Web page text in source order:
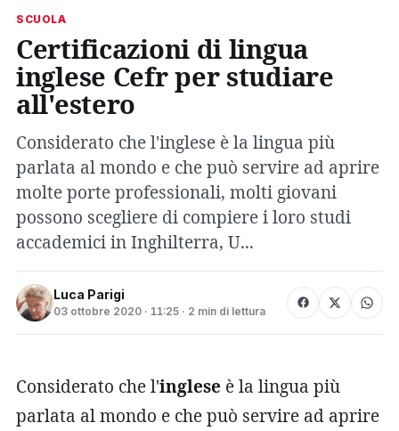
SCUOLA
Certificazioni di lingua
inglese Cefr per studiare
all'estero
Considerato che l'inglese è la lingua più
parlata al mondo e che può servire ad aprire
molte porte professionali, molti giovani
possono scegliere di compiere i loro studi
accademici in Inghilterra, U...
Luca Parigi
03 ottobre 2020 · 11:25 · 2 min di lettura
Considerato che l'inglese è la lingua più
parlata al mondo e che può servire ad aprire